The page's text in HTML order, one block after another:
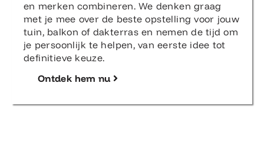
en merken combineren. We denken graag
met je mee over de beste opstelling voor jouw
tuin, balkon of dakterras en nemen de tijd om
je persoonlijk te helpen, van eerste idee tot
definitieve keuze.
Ontdek hem nu